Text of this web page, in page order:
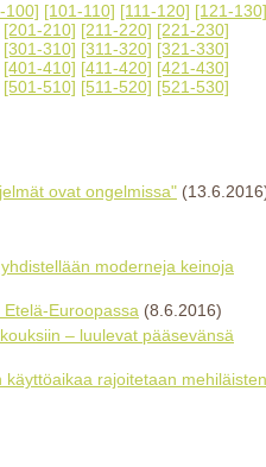
100] [101-110] [111-120] [121-130]
[201-210] [211-220] [221-230]
[301-310] [311-320] [321-330]
[401-410] [411-420] [421-430]
[501-510] [511-520] [521-530]
ovat ongelmissa"
moderneja keinoja
Euroopassa (8.6.2016)
– luulevat pääsevänsä
rajoitetaan mehiläisten